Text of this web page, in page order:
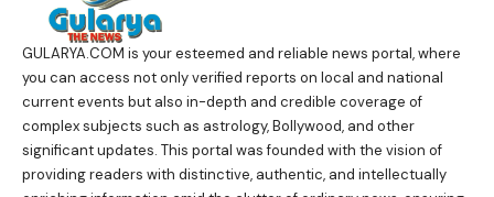
GULARYA.COM is your esteemed and reliable news portal, where
you can access not only verified reports on local and national
current events but also in-depth and credible coverage of
complex subjects such as astrology, Bollywood, and other
significant updates. This portal was founded with the vision of
providing readers with distinctive, authentic, and intellectually